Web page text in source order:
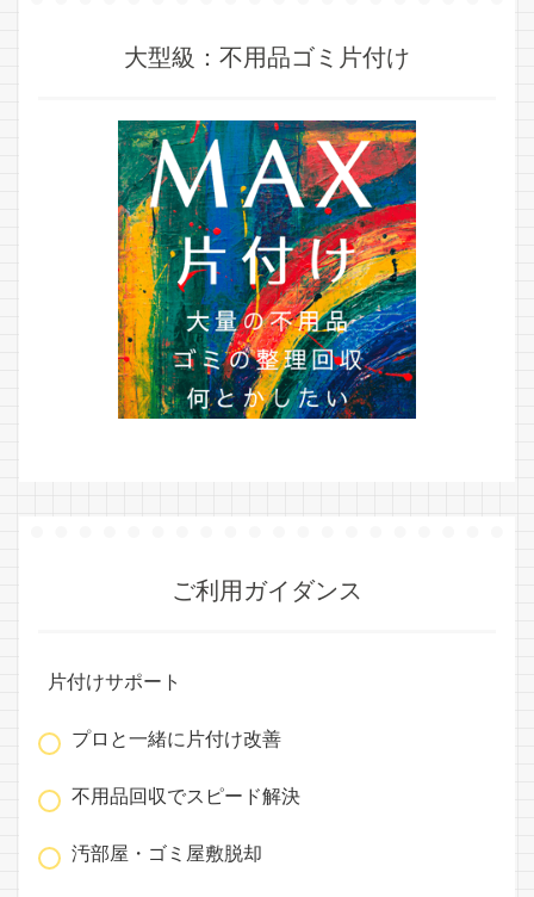
大型級：不用品ゴミ片付け
ご利用ガイダンス
片付けサポート
プロと一緒に片付け改善
不用品回収でスピード解決
汚部屋・ゴミ屋敷脱却